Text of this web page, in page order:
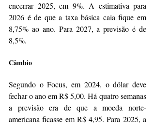
encerrar 2025, em 9%. A estimativa para
2026 é de que a taxa básica caia fique em
8,75% ao ano. Para 2027, a previsão é de
8,5%.
Câmbio
Segundo o Focus, em 2024, o dólar deve
fechar o ano em R$ 5,00. Há quatro semanas
a previsão era de que a moeda norte-
americana ficasse em R$ 4,95. Para 2025, a